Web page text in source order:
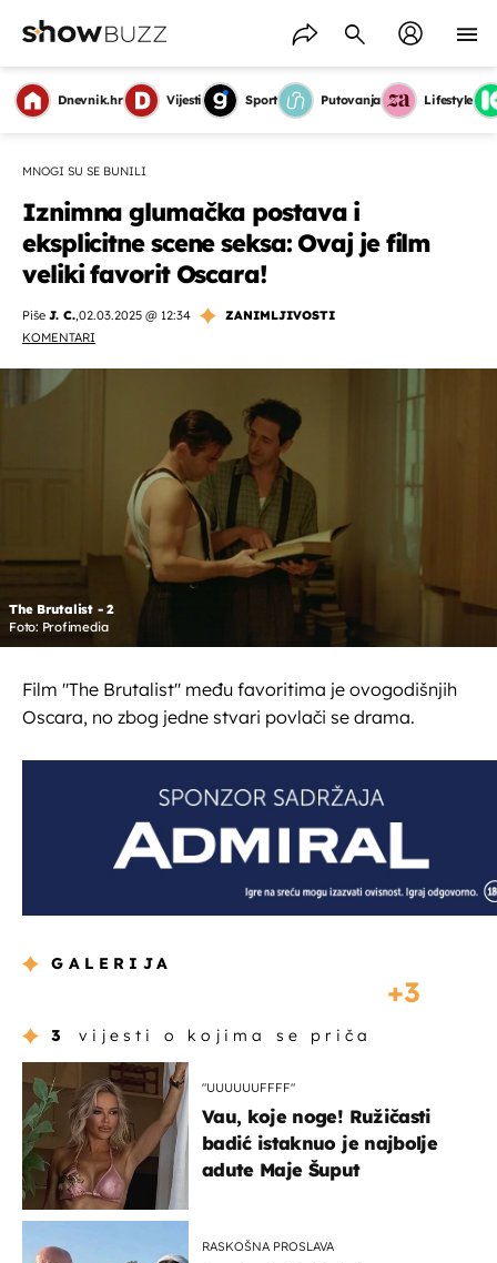
Dnevnik.hr Vijesti Sport Putovanja Lifestyle
MNOGI SU SE BUNILI
Iznimna glumačka postava i
eksplicitne scene seksa: Ovaj je film
veliki favorit Oscara!
Piše J. C.,02.03.2025 @ 12:34
ZANIMLJIVOSTI
KOMENTARI
The Brutalist - 2
Foto: Profimedia
Film ''The Brutalist'' među favoritima je ovogodišnjih
Oscara, no zbog jedne stvari povlači se drama.
GALERIJA
3
3 vijesti o kojima se priča
"UUUUUUFFFF"
Vau, koje noge! Ružičasti
badić istaknuo je najbolje
adute Maje Šuput
RASKOŠNA PROSLAVA
OMOGUĆI OBAVIJESTI